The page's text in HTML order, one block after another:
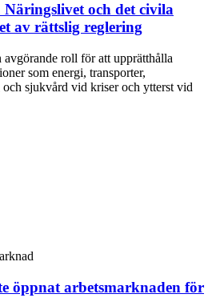
Näringslivet och det civila
av rättslig reglering
avgörande roll för att upprätthålla
som energi, transporter,
sjukvård vid kriser och ytterst vid
öppnat arbetsmarknaden för